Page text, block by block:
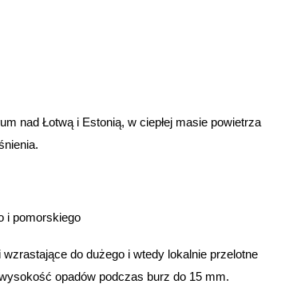
nad Łotwą i Estonią, w ciepłej masie powietrza
i pomorskiego
do dużego i wtedy lokalnie przelotne
opadów podczas burz do 15 mm.